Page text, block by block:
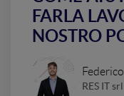
FARLA
NOSTRO
RES IT srl